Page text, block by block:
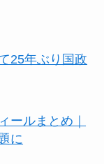
25年ぶり国政
ールまとめ｜
に